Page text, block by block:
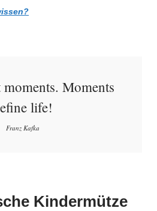
moments. Moments
life!
Franz Kafka
Kindermütze